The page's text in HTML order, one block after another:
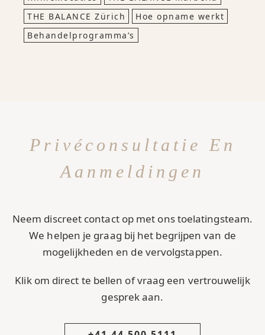
THE BALANCE Zürich
Hoe opname werkt
Behandelprogramma’s
Privéconsultatie En
Aanmeldingen
Neem discreet contact op met ons toelatingsteam.
We helpen je graag bij het begrijpen van de
mogelijkheden en de vervolgstappen.
Klik om direct te bellen of vraag een vertrouwelijk
gesprek aan.